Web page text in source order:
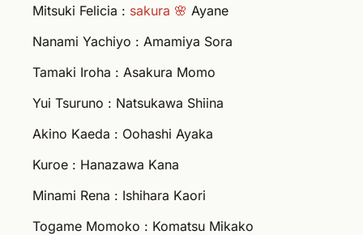
Mitsuki Felicia : sakura 🌸 Ayane
Nanami Yachiyo : Amamiya Sora
Tamaki Iroha : Asakura Momo
Yui Tsuruno : Natsukawa Shiina
Akino Kaeda : Oohashi Ayaka
Kuroe : Hanazawa Kana
Minami Rena : Ishihara Kaori
Togame Momoko : Komatsu Mikako